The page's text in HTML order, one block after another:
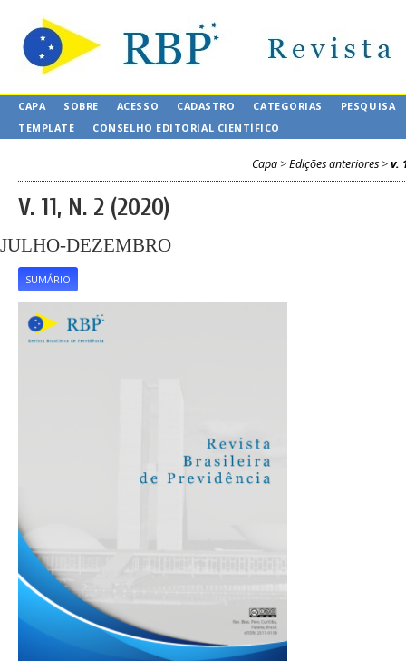
CAPA SOBRE ACESSO CADASTRO CATEGORIAS
PESQUISA
TEMPLATE
CONSELHO EDITORIAL CIENTÍFICO
Capa >Edições anteriores >v.
V. 11, N. 2 (2020)
JULHO-DEZEMBRO
SUMÁRIO